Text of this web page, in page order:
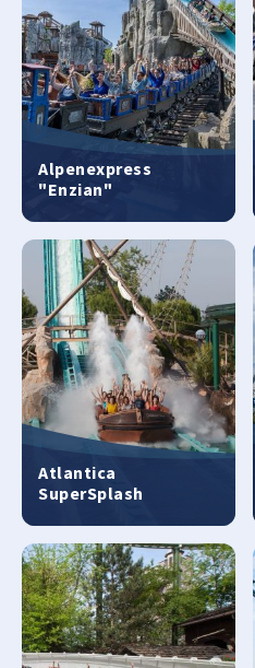
Alpenexpress
"Enzian"
Atlantica
SuperSplash